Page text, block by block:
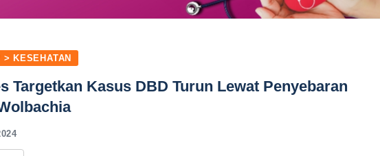
KESEHATAN
Targetkan Kasus DBD Turun Lewat Penyebaran